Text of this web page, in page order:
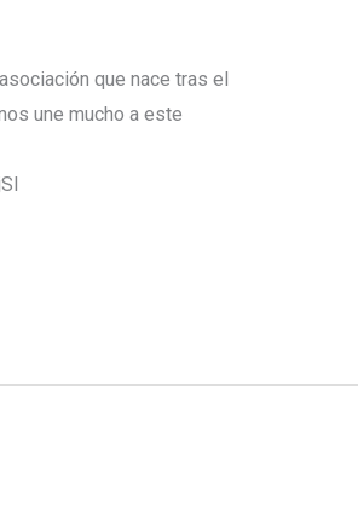
que nace tras el
une mucho a este